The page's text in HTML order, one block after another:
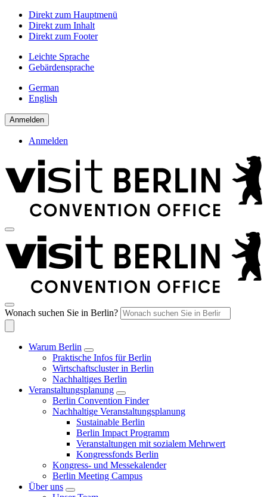
Direkt zum Hauptmenü
Direkt zum Inhalt
Direkt zum Footer
Leichte Sprache
Gebärdensprache
German
English
Anmelden
Anmelden
Wonach suchen Sie in Berlin?
Warum Berlin
Praktische Infos für Berlin
Wirtschaftscluster in Berlin
Nachhaltiges Berlin
Veranstaltungsplanung
Berlin Convention Finder
Nachhaltige Veranstaltungsplanung
Sustainable Berlin
Berlin Impact Programm
Veranstaltungen mit sozialem Mehrwert
Kongressfonds Berlin
Kongress- und Messekalender
Berlin Meeting Campus
Über uns